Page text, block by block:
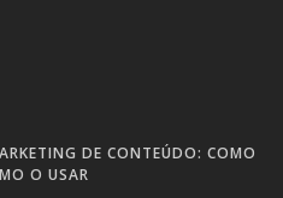
DE CONTEÚDO: COMO
O USAR